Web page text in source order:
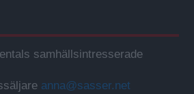
samhällsintresserade
anna@sasser.net